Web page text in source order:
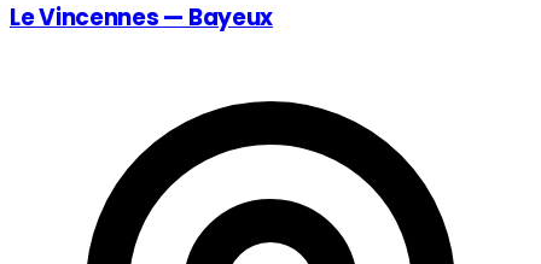
Le Vincennes — Bayeux